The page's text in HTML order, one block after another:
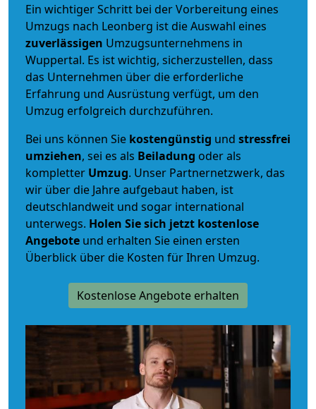
Ein wichtiger Schritt bei der Vorbereitung eines
Umzugs nach Leonberg ist die Auswahl eines
zuverlässigen Umzugsunternehmens in
Wuppertal. Es ist wichtig, sicherzustellen, dass
das Unternehmen über die erforderliche
Erfahrung und Ausrüstung verfügt, um den
Umzug erfolgreich durchzuführen.
Bei uns können Sie kostengünstig und stressfrei
umziehen, sei es als Beiladung oder als
kompletter Umzug. Unser Partnernetzwerk, das
wir über die Jahre aufgebaut haben, ist
deutschlandweit und sogar international
unterwegs. Holen Sie sich jetzt kostenlose
Angebote und erhalten Sie einen ersten
Überblick über die Kosten für Ihren Umzug.
Kostenlose Angebote erhalten